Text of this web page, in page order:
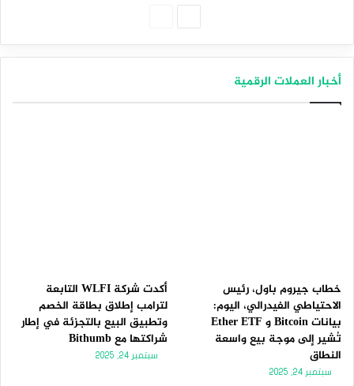
أخبار العملات الرقمية
خطاب جيروم باول، رئيس
الاحتياطي الفيدرالي، اليوم:
بيانات Bitcoin و Ether ETF
تُشير إلى موجة بيع واسعة
النطاق
سبتمبر 24, 2025
أكدت شركة WLFI التابعة
لترامب إطلاق بطاقة الخصم
وتطبيق البيع بالتجزئة في إطار
شراكتها مع Bithumb
سبتمبر 24, 2025